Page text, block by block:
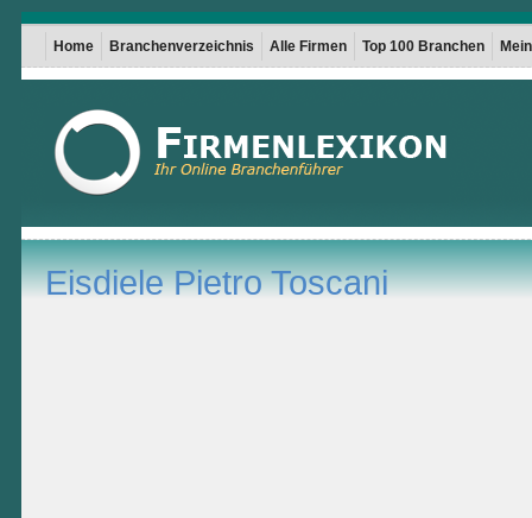
Home Branchenverzeichnis Alle Firmen Top 100 Branchen
Eisdiele Pietro Toscani